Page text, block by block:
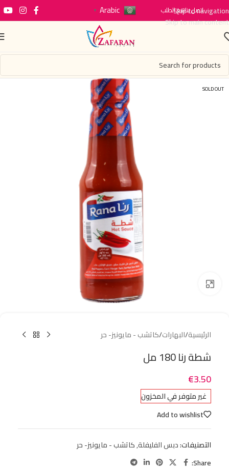
Skip to navigation
Skip to main content
اتصل بناتتبع الطلب Arabic
▼
SOLD OUT
الرئيسية/البهارات/كاتشب - مايونيز- حر
شطة رنا 180 مل
€3.50
غير متوفر في المخزون
Add to wishlist
التصنيفات:دبس الفليفلة,كاتشب - مايونيز- حر
Share: